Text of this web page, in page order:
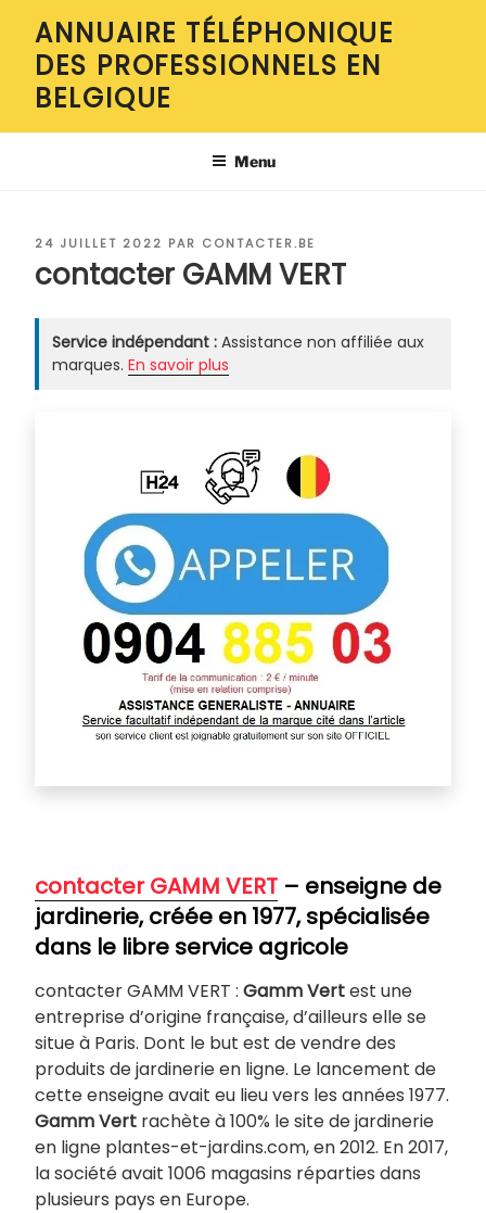
contenu
principal
ANNUAIRE TÉLÉPHONIQUE
DES PROFESSIONNELS EN
BELGIQUE
Menu
PUBLIÉ
24 JUILLET 2022 PAR CONTACTER.BE
contacter GAMM VERT
Service indépendant : Assistance non affiliée aux
marques. En savoir plus
contacter GAMM VERT – enseigne de
jardinerie, créée en 1977, spécialisée
dans le libre service agricole
contacter GAMM VERT : Gamm Vertest une
entreprise d’origine française, d’ailleurs elle se
situe à Paris. Dont le but est de vendre des
produits de jardinerie en ligne. Le lancement de
cette enseigne avait eu lieu vers les années 1977.
Gamm Vert rachète à 100% le site de jardinerie
en ligne plantes-et-jardins.com, en 2012. En 2017,
la société avait 1006 magasins réparties dans
plusieurs pays en Europe.